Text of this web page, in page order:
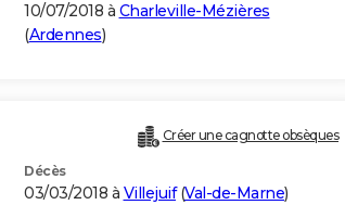
10/07/2018 à Charleville-Mézières
(Ardennes)
Créer une cagnotte obsèques
Décès
03/03/2018 à Villejuif(Val-de-Marne)